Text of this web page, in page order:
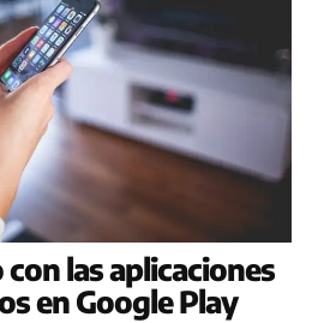
con las aplicaciones
en Google Play